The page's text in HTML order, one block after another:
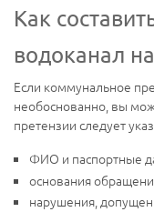
Как
водоканал
Если коммунальное
необоснованно, вы
претензии следует
ФИО и паспортные
основания
нарушения,